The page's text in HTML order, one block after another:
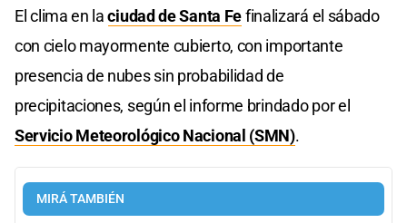
El clima en laciudad de Santa Fefinalizará el sábado
con cielo mayormente cubierto, con importante
presencia de nubes sin probabilidad de
precipitaciones, según el informe brindado por el
Servicio Meteorológico Nacional (SMN).
MIRÁ TAMBIÉN